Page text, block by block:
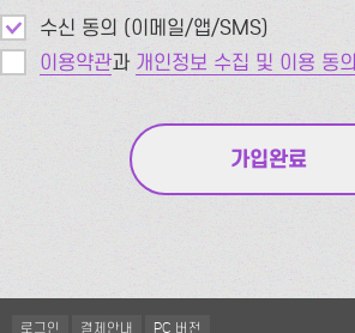
수신 동의 (이메일/앱/SMS)
이용약관과 개인정보 수집 및 이용 동의
로그인 결제안내 PC 버전